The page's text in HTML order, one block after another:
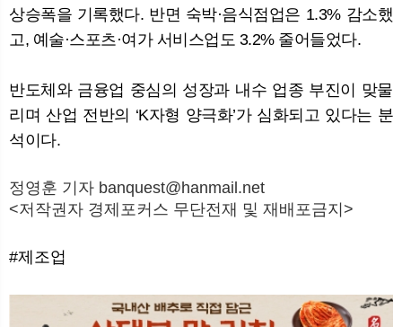
상승폭을 기록했다. 반면 숙박·음식점업은 1.3% 감소했
고, 예술·스포츠·여가 서비스업도 3.2% 줄어들었다.
반도체와 금융업 중심의 성장과 내수 업종 부진이 맞물
리며 산업 전반의 ‘K자형 양극화’가 심화되고 있다는 분
석이다.
정영훈 기자 banquest@hanmail.net
<저작권자 경제포커스 무단전재 및 재배포금지>
#제조업